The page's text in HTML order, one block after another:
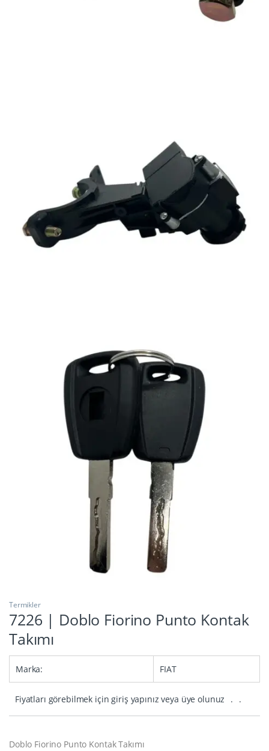
Termikler
7226 | Doblo Fiorino Punto Kontak
Takımı
Marka: FIAT
Fiyatları görebilmek için giriş yapınız veya üye olunuz . .
Doblo Fiorino Punto Kontak Takımı